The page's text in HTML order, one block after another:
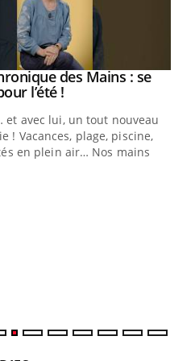
: quels sont
exercices physiques ?
des Mains : se
l’été !Youtube
et avec lui, un tout nouveau
! Vacances, plage, piscine,
en plein air… Nos mains